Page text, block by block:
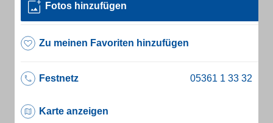
Fotos hinzufügen
Zu meinen Favoriten hinzufügen
Festnetz
Karte anzeigen